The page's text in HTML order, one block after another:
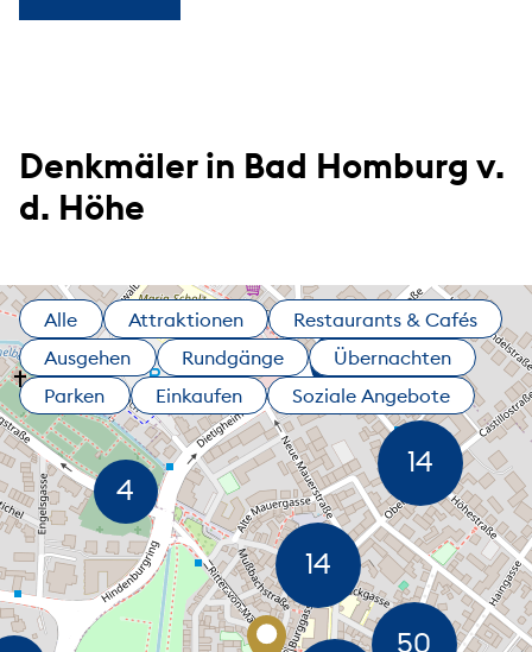
Denkmäler in Bad Homburg v.
d. Höhe
Alle Attraktionen
Restaurants & Cafés
Ausgehen
Rundgänge
Übernachten
Parken
Einkaufen Soziale Angebote